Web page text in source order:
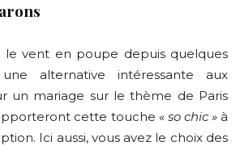
le vent en poupe depuis quelques
alternative intéressante aux
un mariage sur le thème de Paris
cette touche « so chic »à
Ici aussi, vous avez le choix des